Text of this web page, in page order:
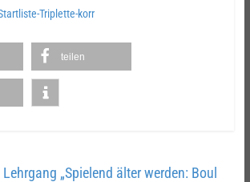
Triplette-korr
teilen
„Spielend älter werden: Boul